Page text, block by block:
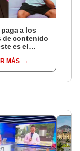
a los
de contenido
es el
por 1.000
MÁS